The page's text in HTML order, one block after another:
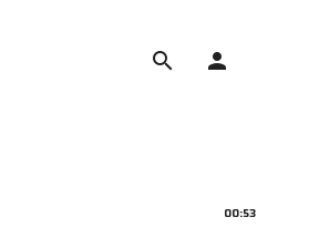
person
search
00:53